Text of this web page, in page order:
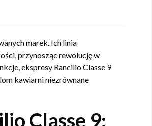
marek. Ich linia
przynosząc rewolucję w
ekspresy Rancilio Classe 9
kawiarni niezrównane
Classe 9: